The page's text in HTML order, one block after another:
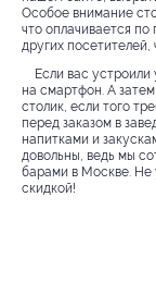
Особое внимание
что оплачивается по
других посетителей,
Если вас
на смартфон. А
столик, если того
перед заказом в
напитками и
довольны, ведь мы
барами в Москве. Не
скидкой!